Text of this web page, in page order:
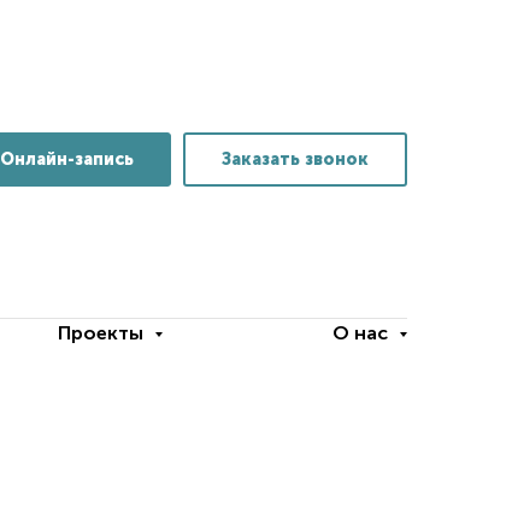
Онлайн-запись Заказать звонок
Проекты О нас